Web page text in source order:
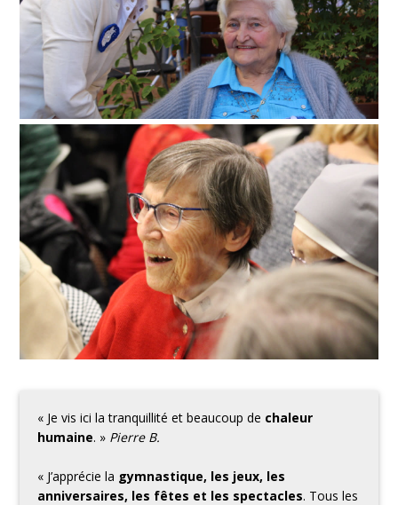
« Je vis ici la tranquillité et beaucoup de chaleur
humaine. » Pierre B.
« J’apprécie la gymnastique, les jeux, les
anniversaires, les fêtes et les spectacles. Tous les